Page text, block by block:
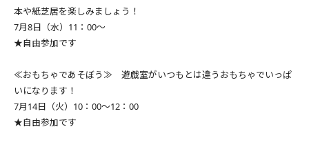
本や紙芝居を楽しみましょう！
7月8日（水）11：00～
★自由参加です
≪おもちゃであそぼう≫ 遊戯室がいつもとは違うおもちゃでいっぱ
いになります！
7月14日（火）10：00～12：00
★自由参加です